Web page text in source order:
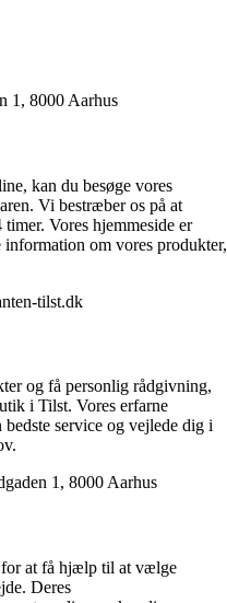
1, 8000 Aarhus
kan du besøge vores
Vi bestræber os på at
Vores hjemmeside er
information om vores produkter,
tilst.dk
og få personlig rådgivning,
i Tilst. Vores erfarne
service og vejlede dig i
1, 8000 Aarhus
for at få hjælp til at vælge
Deres